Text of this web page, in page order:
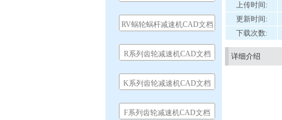
RV蜗轮蜗杆减速机CAD文档
R系列齿轮减速机CAD文档
K系列齿轮减速机CAD文档
F系列齿轮减速机CAD文档
上传时间:
更新时间:
下载次数:
详细介绍